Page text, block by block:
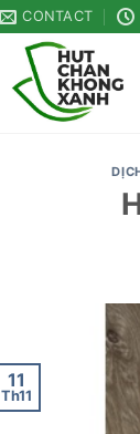
CONTACT
11
Th11